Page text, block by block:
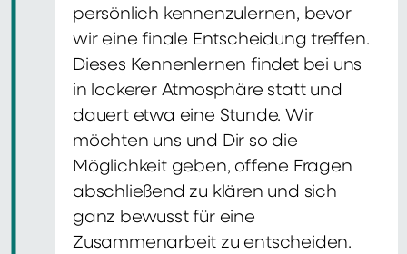
persönlich kennenzulernen, bevor
wir eine finale Entscheidung treffen.
Dieses Kennenlernen findet bei uns
in lockerer Atmosphäre statt und
dauert etwa eine Stunde. Wir
möchten uns und Dir so die
Möglichkeit geben, offene Fragen
abschließend zu klären und sich
ganz bewusst für eine
Zusammenarbeit zu entscheiden.